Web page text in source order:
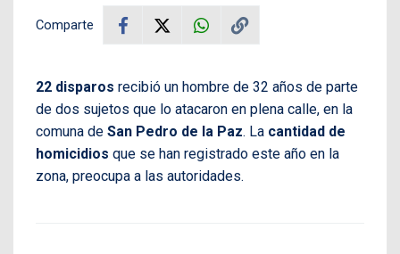
Comparte
22 disparos recibió un hombre de 32 años de parte
de dos sujetos que lo atacaron en plena calle, en la
comuna de San Pedro de la Paz. La cantidad de
homicidios que se han registrado este año en la
zona, preocupa a las autoridades.